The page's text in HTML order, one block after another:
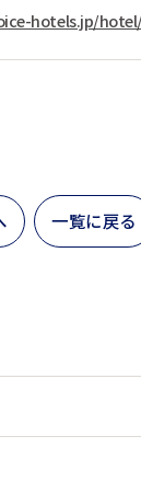
hotels.jp/
一覧に戻る